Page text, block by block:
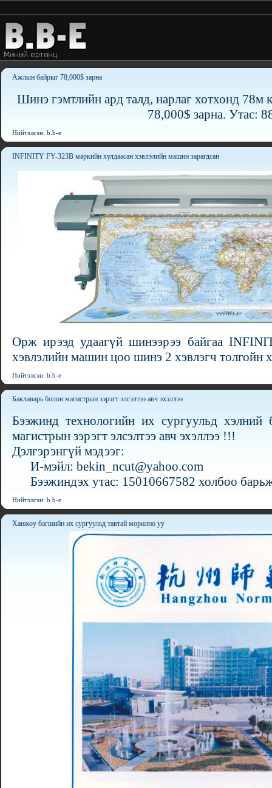
Ажлын байрыг 78,000$ зарна
Шинэ гэмтлийн ард талд, нарлаг хотхонд 78м
78,000$ зарна. Утас:
Нийтэлсэн: b.b-e
INFINITY FY-323B маркийн хулдаасан хэвлэлийн машин зарагдсан
Орж ирээд удаагүй шинээрээ байгаа
хэвлэлийн машин цоо шинэ 2 хэвлэгч толгойн
Нийтэлсэн: b.b-e
Баклаварь болон магистрын зэрэгт элсэлтээ авч эхэллээ
Бээжинд технологийн их сургуульд хэлний
магистрын зэрэгт элсэлтээ авч эхэллээ !!!
Дэлгэрэнгүй мэдээг:
И-мэйл: bekin_ncut@yahoo.com
Бээжиндэх утас: 15010667582 холбоо
Нийтэлсэн: b.b-e
Ханжоу багшийн их сургуульд тавтай морилно уу